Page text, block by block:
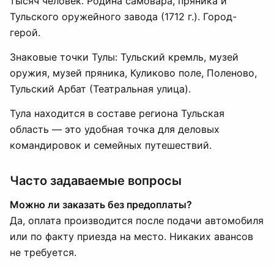
Тульского оружейного завода (1712 г.). Город-
герой.
Знаковые точки Тулы: Тульский кремль, музей
оружия, музей пряника, Куликово поле, Поленово,
Тульский Арбат (Театральная улица).
Тула находится в составе региона Тульская
область — это удобная точка для деловых
командировок и семейных путешествий.
Часто задаваемые вопросы
Можно ли заказать без предоплаты?
Да, оплата производится после подачи автомобиля
или по факту приезда на место. Никаких авансов
не требуется.